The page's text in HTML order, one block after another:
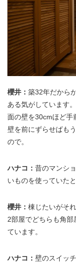
櫻井： 築32年だから
ある気がしています
面の壁を30cmほど手
壁を前にずらせばも
ので。
ハナコ： 昔のマンシ
いものを使っていた
櫻井： 棟じたいがそ
2部屋でどちらも角
ています。
ハナコ： 壁のスイッ